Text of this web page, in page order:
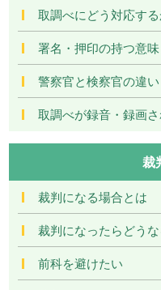
取調べにどう対応す
署名・押印の持つ意味
警察官と検察官の違い
取調べが録音・録画
裁
裁判になる場合とは
裁判になったらどう
前科を避けたい